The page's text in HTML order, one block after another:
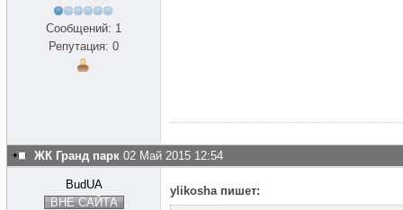
Сообщений: 1
Репутация: 0
ЖК Гранд парк 02 Май 2015 12:54
BudUA
ВНЕ САЙТА
ylikosha пишет: